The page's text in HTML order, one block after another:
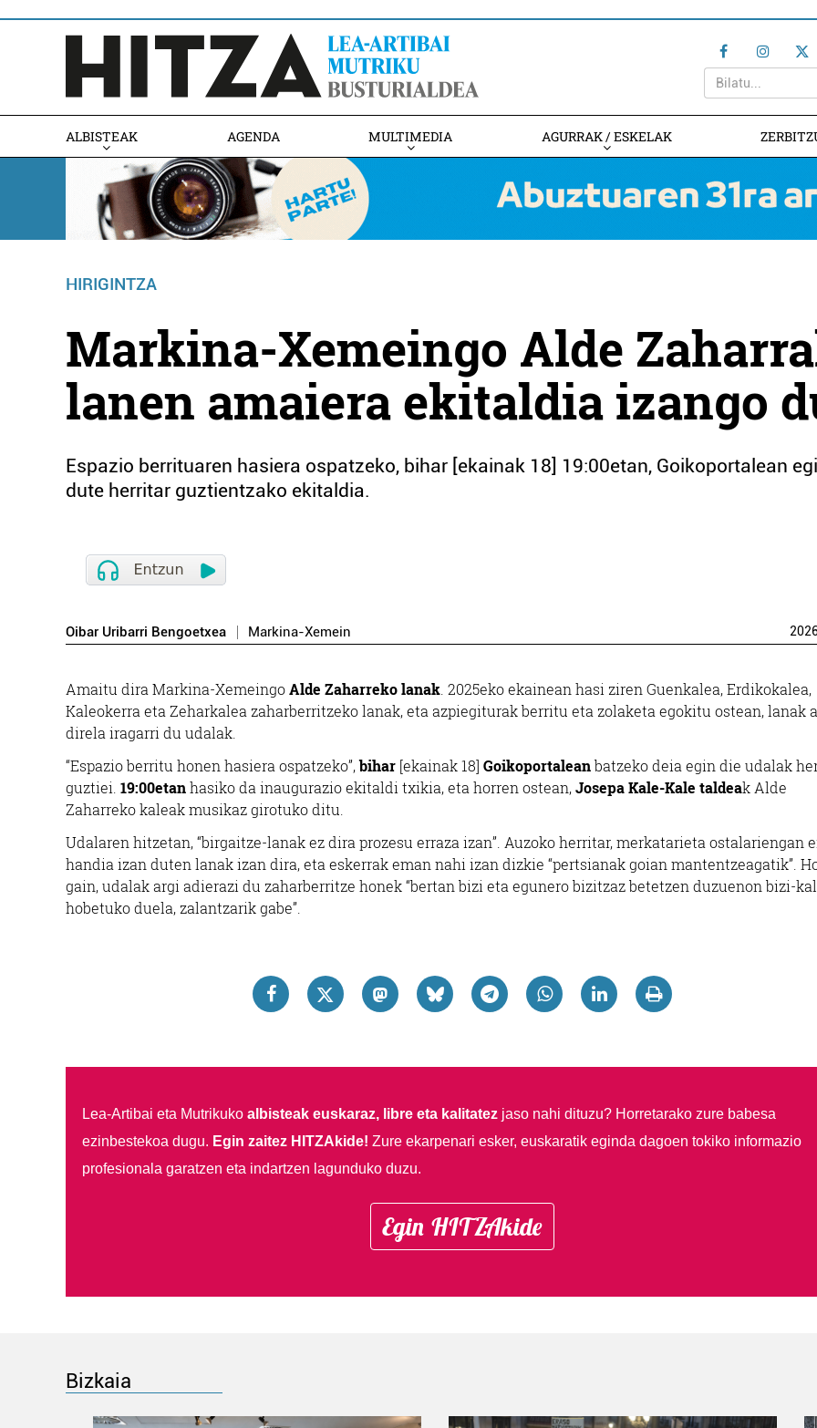
ALBISTEAK AGENDA MULTIMEDIA AGURRAK / ESKELAK
HIRIGINTZA
Markina-Xemeingo Alde
lanen amaiera ekitaldia izango
Espazio berrituaren hasiera ospatzeko, bihar [ekainak 18] 19:00etan, Goikoportalean
dute herritar guztientzako ekitaldia.
Oibar Uribarri Bengoetxea Markina-Xemein
Amaitu dira Markina-XemeingoAlde Zaharreko lanak . 2025eko ekainean hasi ziren Guenkalea, Erdikokalea,
Kaleokerra eta Zeharkalea zaharberritzeko lanak, eta azpiegiturak berritu eta zolaketa egokitu ostean, lanak
direla iragarri du udalak.
“Espazio berritu honen hasiera ospatzeko”,bihar [ekainak 18] Goikoportaleanbatzeko deia egin die udalak
guztiei. 19:00etanhasiko da inaugurazio ekitaldi txikia, eta horren ostean,Josepa Kale-Kale taldeak Alde
Zaharreko kaleak musikaz girotuko ditu.
Udalaren hitzetan, “birgaitze-lanak ez dira prozesu erraza izan”. Auzoko herritar, merkatarieta ostalariengan
handia izan duten lanak izan dira, eta eskerrak eman nahi izan dizkie “pertsianak goian mantentzeagatik”.
gain, udalak argi adierazi du zaharberritze honek “bertan bizi eta egunero bizitzaz betetzen duzuenon bizi-
hobetuko duela, zalantzarik gabe”.
Lea-Artibai eta Mutrikuko albisteak euskaraz, libre eta kalitatezjaso nahi dituzu? Horretarako zure babesa
ezinbestekoa dugu. Egin zaitez HITZAkide! Zure ekarpenari esker, euskaratik eginda dagoen tokiko informazio
profesionala garatzen eta indartzen lagunduko duzu.
Egin HITZAkide
Bizkaia